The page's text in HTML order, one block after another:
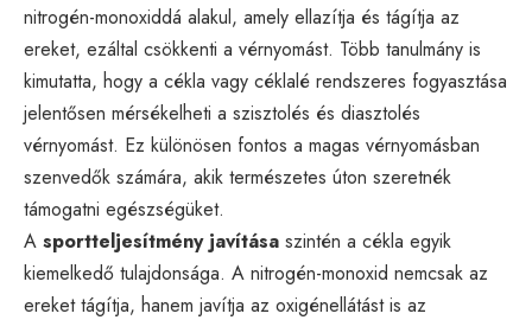
nitrogén-monoxiddá alakul, amely ellazítja és tágítja az
ereket, ezáltal csökkenti a vérnyomást. Több tanulmány is
kimutatta, hogy a cékla vagy céklalé rendszeres fogyasztása
jelentősen mérsékelheti a szisztolés és diasztolés
vérnyomást. Ez különösen fontos a magas vérnyomásban
szenvedők számára, akik természetes úton szeretnék
támogatni egészségüket.
A sportteljesítmény javítása szintén a cékla egyik
kiemelkedő tulajdonsága. A nitrogén-monoxid nemcsak az
ereket tágítja, hanem javítja az oxigénellátást is az